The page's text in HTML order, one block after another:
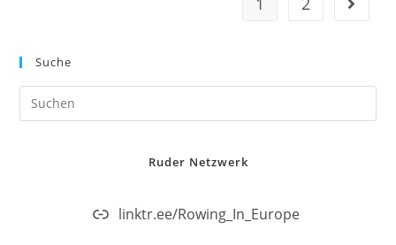
Suche
Ruder Netzwerk
linktr.ee/Rowing_In_Europe